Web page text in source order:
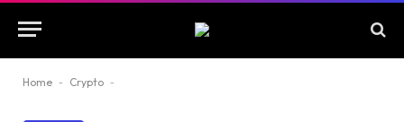
Home - Crypto -